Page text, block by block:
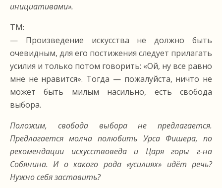
инициативами».
ТМ:
— Произведение искусства не должно быть
очевидным, для его постижения следует прилагать
усилия и только потом говорить: «Ой, ну все равно
мне не нравится». Тогда — пожалуйста, ничто не
может быть милым насильно, есть свобода
выбора.
Положим, свобода выбора не предлагается.
Предлагается молча полюбить Урса Фишера, по
рекомендации искусствоведа и Царя горы г-на
Собянина. И о какого рода «усилиях» идёт речь?
Нужно себя заставить?